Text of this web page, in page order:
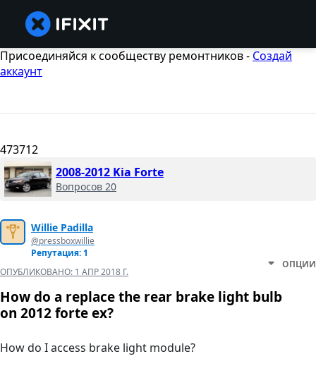
Присоединяйся к сообществу ремонтников - Создай
аккаунт
473712
2008-2012 Kia Forte
Вопросов 20
Willie Padilla
@pressboxwillie
Репутация: 1
ОПУБЛИКОВАНО: 1 АПР 2018 Г.
ОПЦИИ
How do a replace the rear brake light bulb
on 2012 forte ex?
How do I access brake light module?